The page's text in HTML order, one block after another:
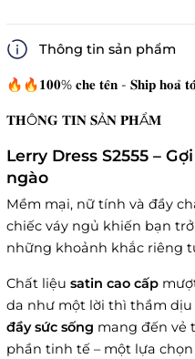
Thông tin sản phẩm
🔥🔥𝟏𝟎𝟎% 𝐜𝐡𝐞 𝐭𝐞̂𝐧 - 𝐒𝐡𝐢𝐩 𝐡𝐨𝐚̉
𝐓𝐇Ô𝐍𝐆 𝐓𝐈𝐍 𝐒Ả𝐍 𝐏𝐇Ẩ𝐌
Lerry Dress S2555 –
ngào
Mềm mại, nữ tính và đầy
chiếc váy ngủ khiến bạn
những khoảnh khắc riêng
Chất liệu satin cao cấp
da như một lời thì thầm dịu
đầy sức sống mang đến vẻ
phần tinh tế – một lựa